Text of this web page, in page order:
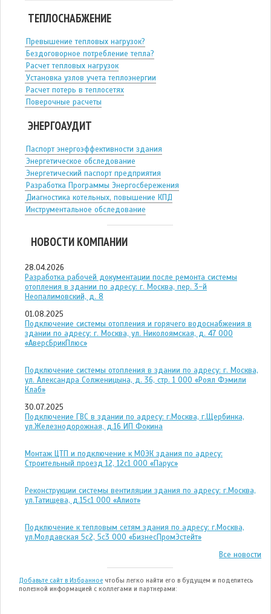
ТЕПЛОСНАБЖЕНИЕ
Превышение тепловых нагрузок?
Бездоговорное потребление тепла?
Расчет тепловых нагрузок
Установка узлов учета теплоэнергии
Расчет потерь в теплосетях
Поверочные расчеты
ЭНЕРГОАУДИТ
Паспорт энергоэффективности здания
Энергетическое обследование
Энергетический паспорт предприятия
Разработка Программы Энергосбережения
Диагностика котельных, повышение КПД
Инструментальное обследование
НОВОСТИ КОМПАНИИ
28.04.2026
Разработка рабочей документации после ремонта системы
отопления в здании по адресу: г. Москва, пер. 3-й
Неопалимовский, д. 8
01.08.2025
Подключение системы отопления и горячего водоснабжения в
здании по адресу: г. Москва, ул. Николоямская, д. 47 ООО
«АверсБрикПлюс»
Подключение системы отопления в здании по адресу: г. Москва,
ул. Александра Солженицына, д. 36, стр. 1 ООО «Роял Фэмили
Клаб»
30.07.2025
Подключение ГВС в здании по адресу: г.Москва, г.Щербинка,
ул.Железнодорожная, д.16 ИП Фокина
Монтаж ЦТП и подключение к МОЭК здания по адресу:
Строительный проезд 12, 12с1 ООО «Парус»
Реконструкции системы вентиляции здания по адресу: г.Москва,
ул.Татищева, д.15с1 ООО «Алиот»
Подключение к тепловым сетям здания по адресу: г.Москва,
ул.Молдавская 5с2, 5с3 ООО «БизнесПромЭстейт»
Все новости
Добавьте сайт в Избранное чтобы легко найти его в будущем и поделитесь
полезной информацией с коллегами и партнерами: